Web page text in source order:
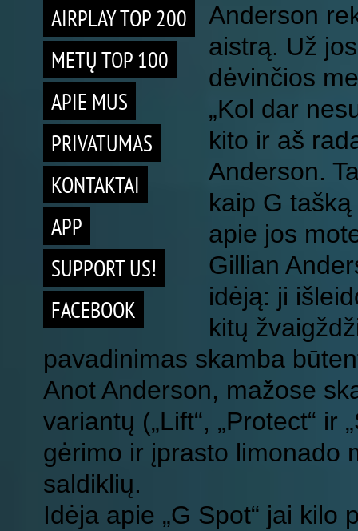
AIRPLAY TOP 200
METŲ TOP 100
APIE MUS
PRIVATUMAS
KONTAKTAI
APP
SUPPORT US!
FACEBOOK
Anderson
aistrą. Už
dėvinčios
„Kol dar
kito ir aš
Anderson.
kaip G
apie jos
Gillian
idėją: ji
kitų
pavadinimas skamba
Anot Anderson, mažose
variantų („Lift“, „Protect“ ir
gėrimo ir įprasto limonado
saldiklių.
Idėja apie „G Spot“ jai